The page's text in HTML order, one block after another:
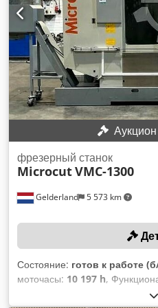
гидравлический - Контроль
конуса - Включая функцию
доступен для осмотра под
Gelderland 5 573 km
фрезерный станок
MicrocutVMC-1300
Состояние: готов к работе
моточасы: 10 197 h,
, ход по оси